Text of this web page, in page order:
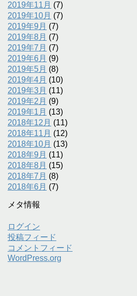
2019年11月 (7)
2019年10月 (7)
2019年9月 (7)
2019年8月 (7)
2019年7月 (7)
2019年6月 (9)
2019年5月 (8)
2019年4月 (10)
2019年3月 (11)
2019年2月 (9)
2019年1月 (13)
2018年12月 (11)
2018年11月 (12)
2018年10月 (13)
2018年9月 (11)
2018年8月 (15)
2018年7月 (8)
2018年6月 (7)
メタ情報
ログイン
投稿フィード
コメントフィード
WordPress.org